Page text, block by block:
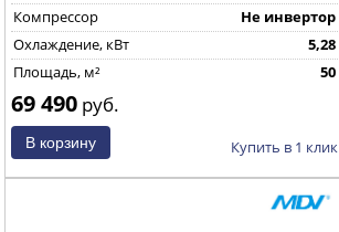
Компрессор
Не инвертор
Охлаждение, кВт
5,28
Площадь, м²
50
69 490руб.
Купить в 1 клик